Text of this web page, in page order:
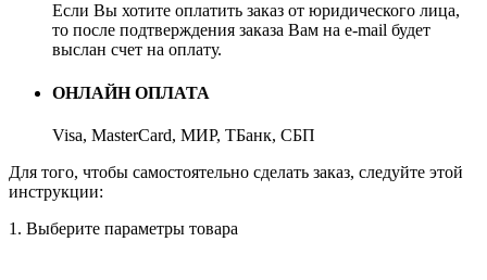
Если Вы хотите оплатить заказ от юридического лица,
то после подтверждения заказа Вам на e-mail будет
выслан счет на оплату.
ОНЛАЙН ОПЛАТА
Visa, MasterCard, МИР, ТБанк, СБП
Для того, чтобы самостоятельно сделать заказ, следуйте этой
инструкции:
1. Выберите параметры товара